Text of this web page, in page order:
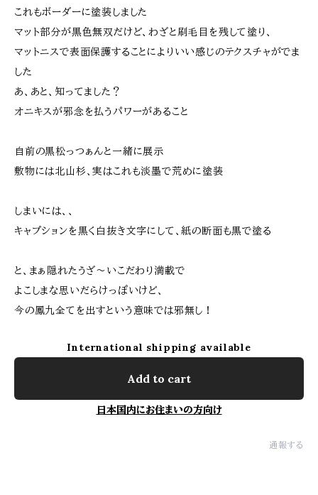
これもボーダーに塗装しました
マット部分が黒色無双だけど、わざと刷毛目を残して塗り、
マットニスで表面保護することによりいい感じのテクスチャがでま
した
あ、あと、知ってました？
オニキスが邪念を払うパワーがあること
自前の黒松っつぁんと一緒に展示
敷物には北山杉、実はこれも淡墨で荒めに塗装
しまいには、、
キャプションを黒く白抜き文字にして、紙の断面も黒で塗る
と、まぁ隠れたうざ〜いこだわり満載で
よこしまな思いだらけっぽいけど、
今の鳳九全てを出すという意味では邪無し！
International shipping available
Add to cart
日本国内にお住まいの方向け
通報する